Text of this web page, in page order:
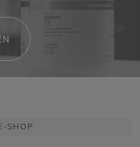
SHOP